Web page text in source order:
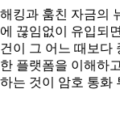
해킹과 훔친 자금의
에 끊임없이 유입되
건이 그 어느 때보다
한 플랫폼을 이해하
하는 것이 암호 통화